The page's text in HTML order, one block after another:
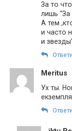
За то
лишь “За
А тем
и часто
и
Meritus
Ух ты.